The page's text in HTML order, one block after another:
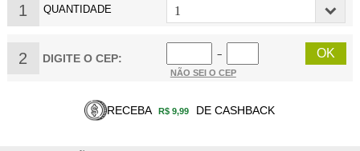
1 QUANTIDADE
2 DIGITE O CEP:
−
NÃO SEI O CEP
RECEBA R$ 9,99 DE CASHBACK